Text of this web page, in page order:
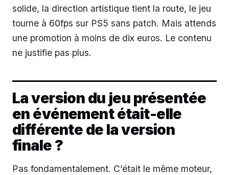
solide, la direction artistique tient la route, le jeu
tourne à 60fps sur PS5 sans patch. Mais attends
une promotion à moins de dix euros. Le contenu
ne justifie pas plus.
La version du jeu présentée
en événement était-elle
différente de la version
finale ?
Pas fondamentalement. C’était le même moteur,